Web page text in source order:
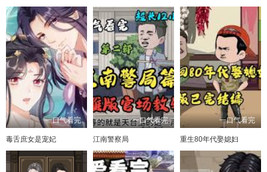
一口气看完
毒舌庶女是宠妃
一口气看完
江南警察局
一口气看完
重生80年代娶媳妇